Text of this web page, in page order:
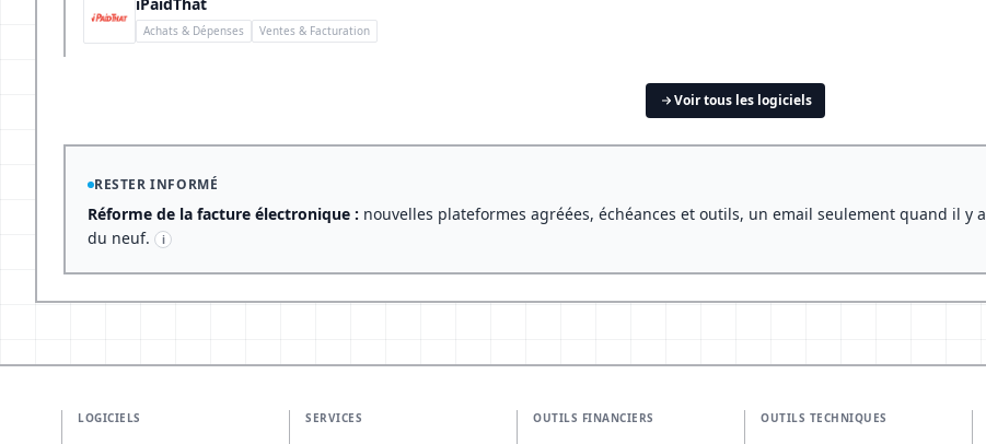
Achats & Dépenses Ventes & Facturation
Voir tous les logiciels
RESTER INFORMÉ
Réforme de la facture électronique : nouvelles plateformes agréées, échéances et outils, un email seulement quand il y a
du neuf.
i
LOGICIELS SERVICES OUTILS FINANCIERS OUTILS TECHNIQUES